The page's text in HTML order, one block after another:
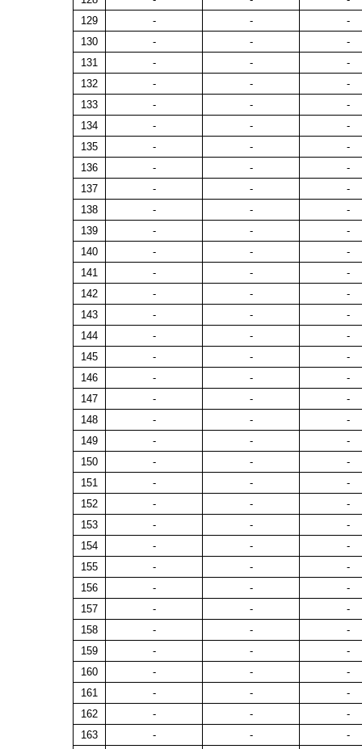
129
- -
-
130
- -
-
131
- -
-
132
- -
-
133
- -
-
134
- -
-
135
- -
-
136
- -
-
137
- -
-
138
- -
-
139
- -
-
140
- -
-
141
- -
-
142
- -
-
143
- -
-
144
- -
-
145
- -
-
146
- -
-
147
- -
-
148
- -
-
149
- -
-
150
- -
-
151
- -
-
152
- -
-
153
- -
-
154
- -
-
155
- -
-
156
- -
-
157
- -
-
158
- -
-
159
- -
-
160
- -
-
161
- -
-
162
- -
-
163
- -
-